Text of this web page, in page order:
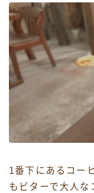
1番下にあるコー
もビターで大人な